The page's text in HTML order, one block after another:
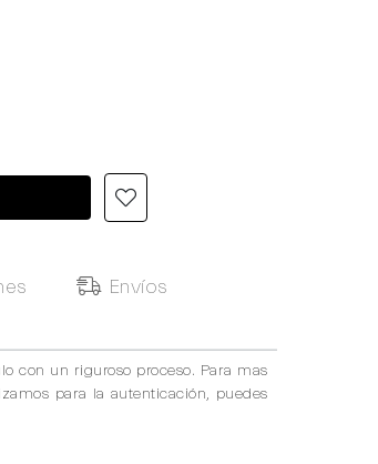
Envíos
con un riguroso proceso. Para mas
para la autenticación, puedes